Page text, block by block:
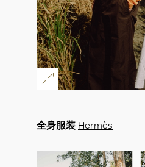
全身服装 Hermès